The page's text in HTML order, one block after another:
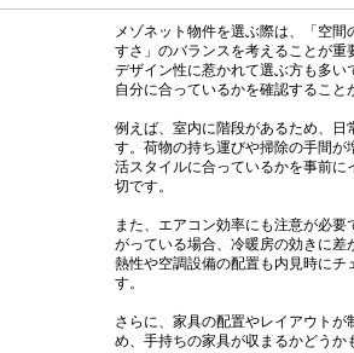
メゾネット物件を選ぶ際は、「空
すさ」のバランスを考えることが重
デザイン性に惹かれて選ぶ方も多い
自分に合っているかを確認すること
例えば、室内に階段があるため、日
す。荷物の持ち運びや掃除の手間が
活スタイルに合っているかを事前に
切です。
また、エアコン効率にも注意が必要
がっている場合、冷暖房の効きに差
熱性や空調設備の配置も内見時にチ
す。
さらに、家具の配置やレイアウトが
め、手持ちの家具が収まるかどうか